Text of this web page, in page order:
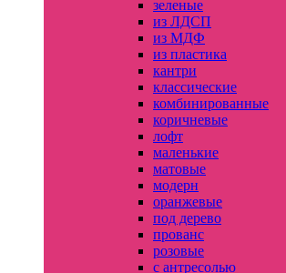
зеленые
из ЛДСП
из МДФ
из пластика
кантри
классические
комбинированные
коричневые
лофт
маленькие
матовые
модерн
оранжевые
под дерево
прованс
розовые
с антресолью